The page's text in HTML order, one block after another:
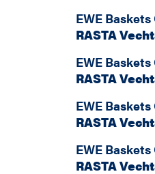
EWE
RASTA
EWE
RASTA
EWE
RASTA
EWE
RASTA